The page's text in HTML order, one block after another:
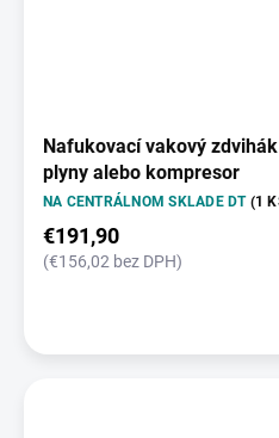
Nafukovací vakový
plyny alebo kompresor
NA CENTRÁLNOM SKLADE DT (1
€191,90
(€156,02 bez DPH)